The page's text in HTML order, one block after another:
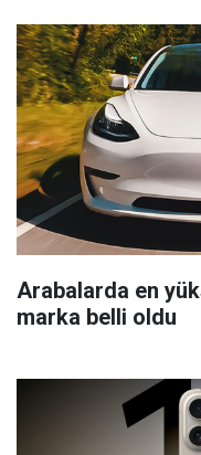
Arabalarda en
marka belli oldu